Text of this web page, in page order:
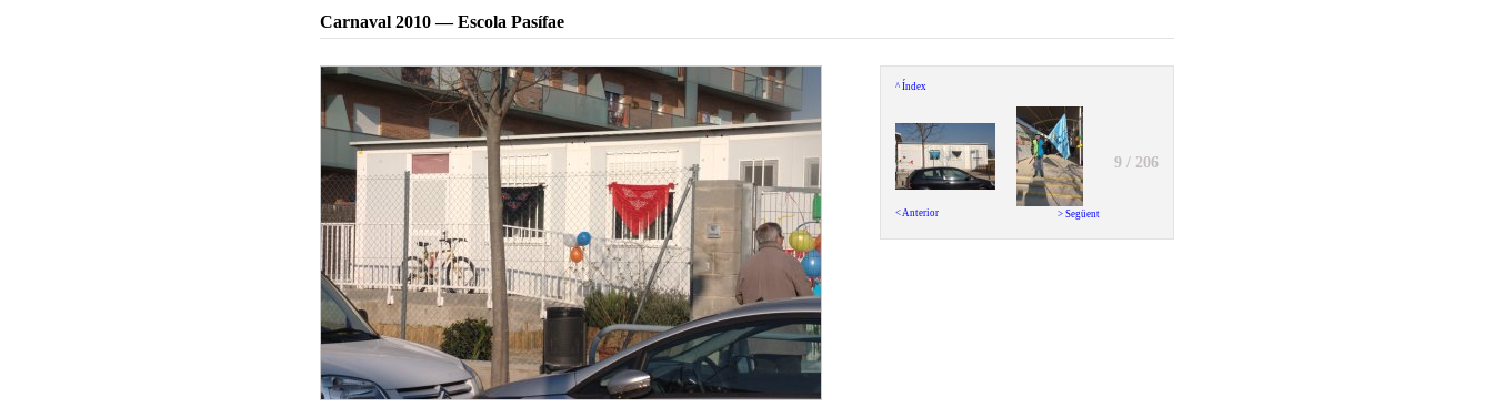
Carnaval 2010 — Escola Pasífae
^ Índex
< Anterior > Següent
9 / 206